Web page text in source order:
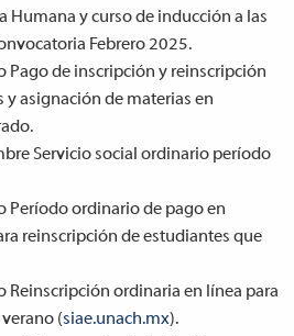
Humana y curso de inducción a las
Febrero 2025.
Pago de inscripción y reinscripción
asignación de materias en
Servicio social ordinario período
Período ordinario de pago en
reinscripción de estudiantes que
Reinscripción ordinaria en línea para
(siae.unach.mx).